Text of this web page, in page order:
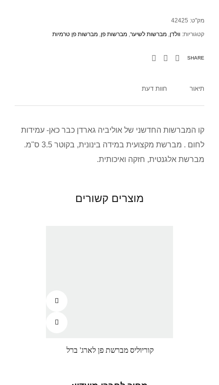
מק"ט: 42425
קטגוריות: וולדן, מברשות לשיער, מברשות פן, מברשות פן טרמיות
SHARE
תיאור חוות דעת
קו המברשות החדשני של אוליביה גארדן כבר כאן- עמידות
לחום . מברשת מקצועית במידה בינונית, בקוטר 3.5 ס"מ.
מברשת אלגנטית, חזקה ואיכותית.
מוצרים קשורים
קוריוליס מברשת פן לארג' ברל